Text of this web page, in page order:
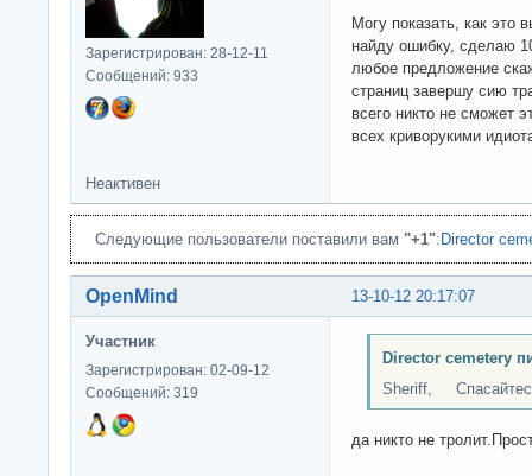
Зарегистрирован: 28-12-11
Сообщений: 933
Могу показать, как это
найду ошибку, сделаю
любое предложение
страниц завершу сию
всего никто не сможет
всех криворукими
Неактивен
Следующие пользователи поставили вам "+1": Director
13-10-12 20:17:07
OpenMind
Участник
Зарегистрирован: 02-09-12
Сообщений: 319
Director cemetery
Sheriff,
да никто не